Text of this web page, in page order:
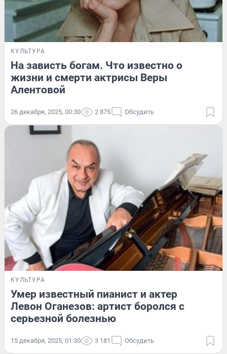
КУЛЬТУРА
На зависть богам. Что известно о
жизни и смерти актрисы Веры
Алентовой
26 декабря, 2025, 00:30 2 875 Обсудить
КУЛЬТУРА
Умер известный пианист и актер
Левон Оганезов: артист боролся с
серьезной болезнью
15 декабря, 2025, 01:30 3 181 Обсудить